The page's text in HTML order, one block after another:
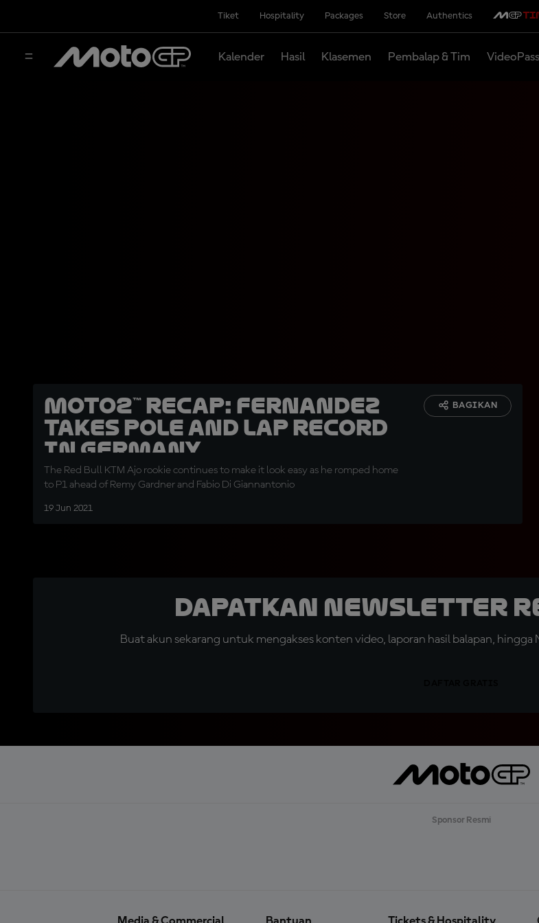
Tiket Hospitality Packages Store Authentics
Kalender Hasil Klasemen Pembalap & Tim VideoPass
Moto2™ recap: Fernandez
takes pole and lap record
in Germany
The Red Bull KTM Ajo rookie continues to make it look easy as he romped home
to P1 ahead of Remy Gardner and Fabio Di Giannantonio
19 Jun 2021
BAGIKAN
Dapatkan Newsletter
Buat akun sekarang untuk mengakses konten video, laporan hasil balapan,
Sponsor Resmi